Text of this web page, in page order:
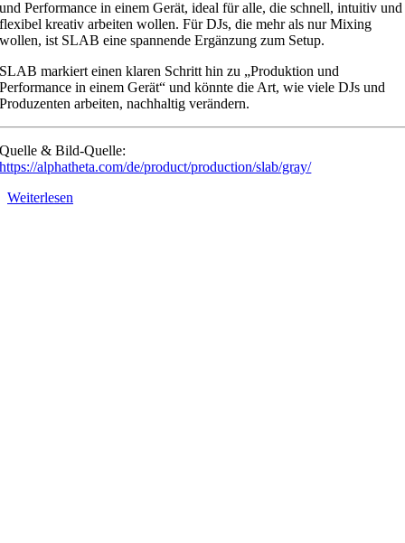
und Performance in einem Gerät, ideal für alle, die schnell, intuitiv und
flexibel kreativ arbeiten wollen. Für DJs, die mehr als nur Mixing
wollen, ist SLAB eine spannende Ergänzung zum Setup.
SLAB markiert einen klaren Schritt hin zu „Produktion und
Performance in einem Gerät“ und könnte die Art, wie viele DJs und
Produzenten arbeiten, nachhaltig verändern.
Quelle & Bild-Quelle:
https://alphatheta.com/de/product/production/slab/gray/
Weiterlesen